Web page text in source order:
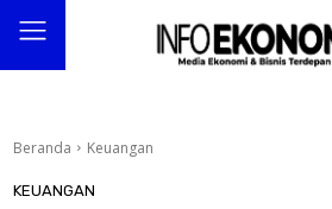
Beranda Keuangan
KEUANGAN